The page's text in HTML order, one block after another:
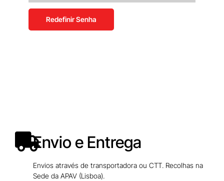
Redefinir Senha
Envio e Entrega
Envios através de transportadora ou CTT. Recolhas na
Sede da APAV (Lisboa).